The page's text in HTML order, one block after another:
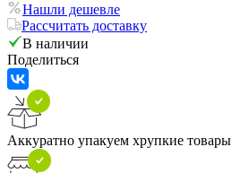
Нашли дешевле
Рассчитать доставку
В наличии
Поделиться
Аккуратно упакуем хрупкие товары